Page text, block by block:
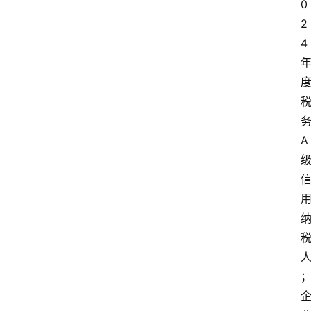
0
2
4
年
度
税
务
A
级
信
用
纳
税
人
；
企